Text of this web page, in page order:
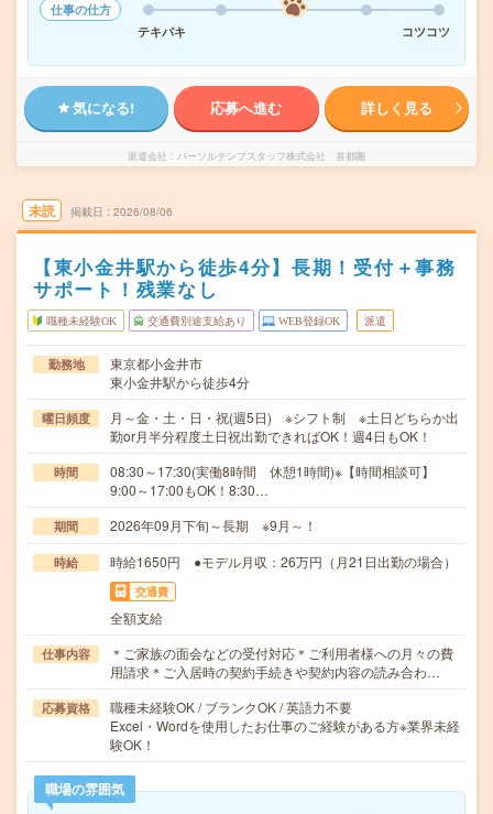
仕事の仕方
テキパキ
コツコツ
気になる! 応募へ進む 詳しく見る
派遣会社 パーソルテンプスタッフ株式会社 首都圏
未読 掲載日 2026/08/06
【東小金井駅から徒歩4分】長期！受付＋事務
サポート！残業なし
職種未経験OK 交通費別途支給あり WEB登録OK 派遣
勤務地
東京都小金井市
東小金井駅から徒歩4分
曜日頻度
月～金・土・日・祝(週5日) ※シフト制 ※土日どちらか出
勤or月半分程度土日祝出勤できればOK！週4日もOK！
時間
08:30～17:30(実働8時間 休憩1時間)※【時間相談可】
9:00～17:00もOK！8:30…
期間 2026年09月下旬～長期 ※9月～！
時給 時給1650円 ●モデル月収：26万円（月21日出勤の場合）
交通費
全額支給
仕事内容
＊ご家族の面会などの受付対応＊ご利用者様への月々の費
用請求＊ご入居時の契約手続きや契約内容の読み合わ…
応募資格
職種未経験OK / ブランクOK / 英語力不要
Excel・Wordを使用したお仕事のご経験がある方※業界未経
験OK！
職場の雰囲気